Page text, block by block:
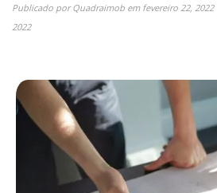
Publicado porQuadraimob em fevereiro 22, 2022
2022